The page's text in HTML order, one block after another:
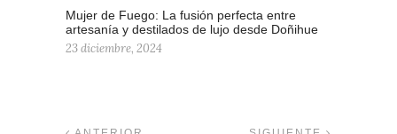
Mujer de Fuego: La fusión perfecta entre
artesanía y destilados de lujo desde Doñihue
23 diciembre, 2024